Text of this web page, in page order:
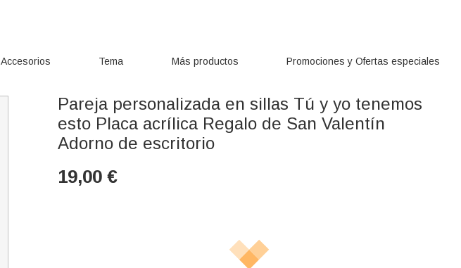
Accesorios Tema Más productos Promociones y Ofertas especiales
Pareja personalizada en sillas Tú y yo tenemos
esto Placa acrílica Regalo de San Valentín
Adorno de escritorio
19,00 €